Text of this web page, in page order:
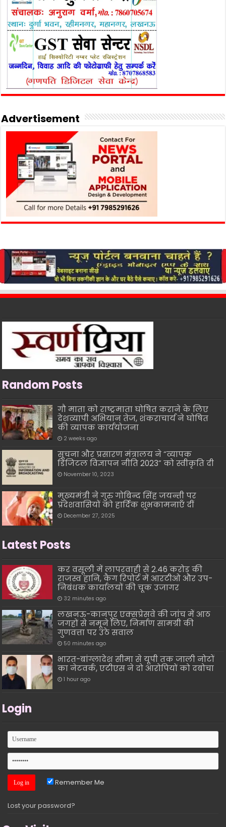
Advertisement
Random Posts
गौ माता को राष्ट्रमाता घोषित कराने के लिए
देशव्यापी अभियान तेज, शंकराचार्य ने घोषित
की व्यापक कार्ययोजना
2 weeks ago
सूचना और प्रसारण मंत्रालय ने “व्यापक
डिजिटल विज्ञापन नीति 2023” को स्वीकृति दी
November 10, 2023
मुख्यमंत्री ने गुरु गोबिन्द सिंह जयन्ती पर
प्रदेशवासियों को हार्दिक शुभकामनाएँ दीं
December 27, 2025
Latest Posts
कर वसूली में लापरवाही से 2.46 करोड़ की
राजस्व हानि, कैग रिपोर्ट में आरटीओ और उप-
निबंधक कार्यालयों की चूक उजागर
32 minutes ago
लखनऊ-कानपुर एक्सप्रेसवे की जांच में आठ
जगहों से नमूने लिए, निर्माण सामग्री की
गुणवत्ता पर उठे सवाल
50 minutes ago
भारत-बांग्लादेश सीमा से यूपी तक जाली नोटों
का नेटवर्क, एटीएस ने दो आरोपियों को दबोचा
1 hour ago
Login
Remember Me
Lost your password?